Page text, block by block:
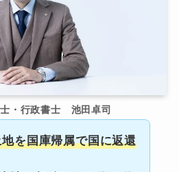
・行政書士 池田卓司
を国庫帰属で国に返還